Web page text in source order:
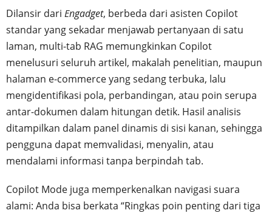
Dilansir dari Engadget, berbeda dari asisten Copilot
standar yang sekadar menjawab pertanyaan di satu
laman, multi-tab RAG memungkinkan Copilot
menelusuri seluruh artikel, makalah penelitian, maupun
halaman e-commerce yang sedang terbuka, lalu
mengidentifikasi pola, perbandingan, atau poin serupa
antar-dokumen dalam hitungan detik. Hasil analisis
ditampilkan dalam panel dinamis di sisi kanan, sehingga
pengguna dapat memvalidasi, menyalin, atau
mendalami informasi tanpa berpindah tab.
Copilot Mode juga memperkenalkan navigasi suara
alami: Anda bisa berkata “Ringkas poin penting dari tiga